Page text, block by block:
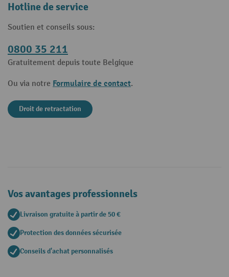
Hotline de service
Soutien et conseils sous:
0800 35 211
Gratuitement depuis toute Belgique
Ou via notre Formulaire de contact.
Droit de retractation
Vos avantages professionnels
Livraison gratuite à partir de 50 €
Protection des données sécurisée
Conseils d'achat personnalisés